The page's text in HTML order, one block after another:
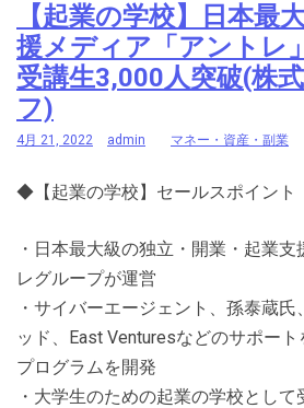
【起業の学校】日本最
援メディア「アントレ
受講生3,000人突破(株
フ)
4月 21, 2022 admin マネー・資産・副業
◆【起業の学校】セールスポイント
・日本最大級の独立・開業・起業支
レグループが運営
・サイバーエージェント、孫泰蔵
ッド、East Venturesなどのサポート
プログラムを開発
・大学生のための起業の学校として